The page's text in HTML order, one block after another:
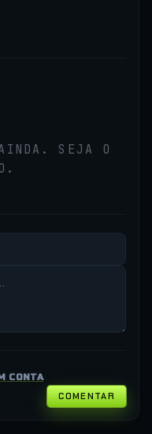
AINDA. SEJA O
CONTA
COMENTAR